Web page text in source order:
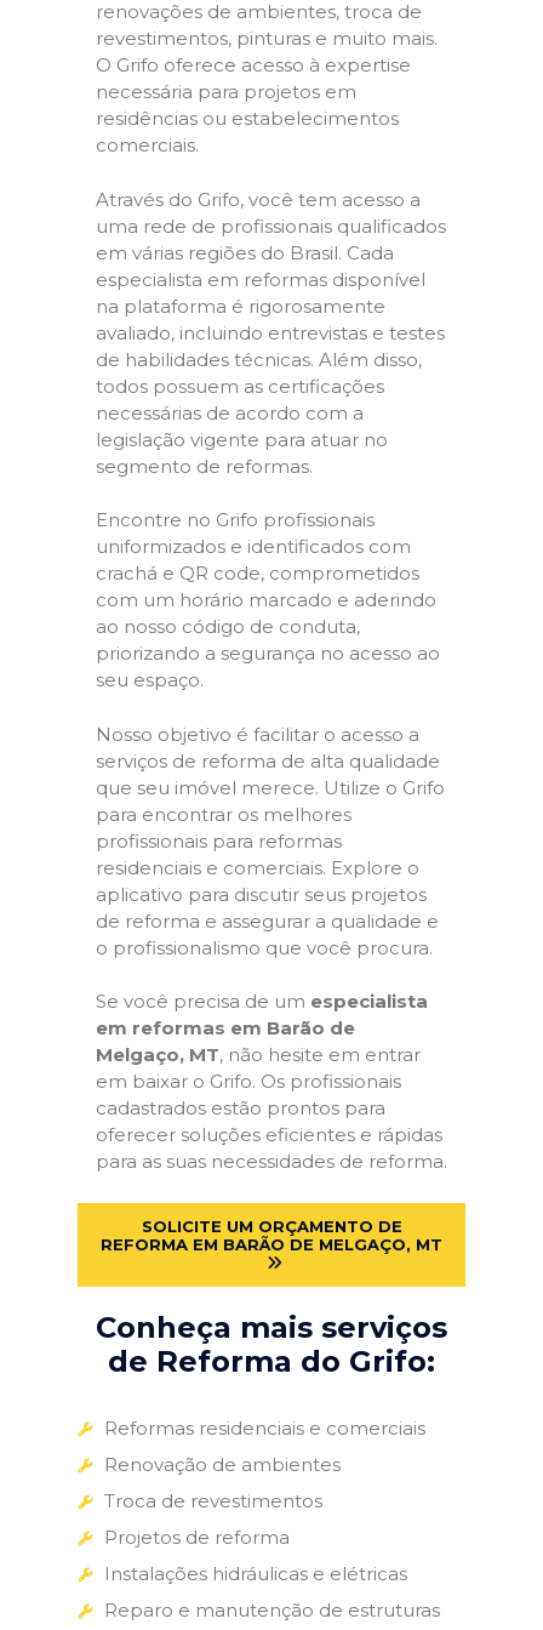
renovações de ambientes, troca de
revestimentos, pinturas e muito mais.
O Grifo oferece acesso à expertise
necessária para projetos em
residências ou estabelecimentos
comerciais.
Através do Grifo, você tem acesso a
uma rede de profissionais qualificados
em várias regiões do Brasil. Cada
especialista em reformas disponível
na plataforma é rigorosamente
avaliado, incluindo entrevistas e testes
de habilidades técnicas. Além disso,
todos possuem as certificações
necessárias de acordo com a
legislação vigente para atuar no
segmento de reformas.
Encontre no Grifo profissionais
uniformizados e identificados com
crachá e QR code, comprometidos
com um horário marcado e aderindo
ao nosso código de conduta,
priorizando a segurança no acesso ao
seu espaço.
Nosso objetivo é facilitar o acesso a
serviços de reforma de alta qualidade
que seu imóvel merece. Utilize o Grifo
para encontrar os melhores
profissionais para reformas
residenciais e comerciais. Explore o
aplicativo para discutir seus projetos
de reforma e assegurar a qualidade e
o profissionalismo que você procura.
Se você precisa de um especialista
em reformas em Barão de
Melgaço, MT, não hesite em entrar
em baixar o Grifo. Os profissionais
cadastrados estão prontos para
oferecer soluções eficientes e rápidas
para as suas necessidades de reforma.
SOLICITE UM ORÇAMENTO DE
REFORMA EM BARÃO DE MELGAÇO, MT
Conheça mais serviços
de Reforma do Grifo:
Reformas residenciais e comerciais
Renovação de ambientes
Troca de revestimentos
Projetos de reforma
Instalações hidráulicas e elétricas
Reparo e manutenção de estruturas